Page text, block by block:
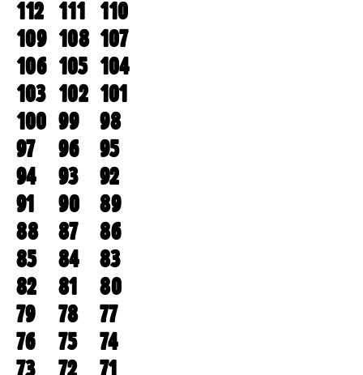
112 111 110
109 108 107
106 105 104
103 102 101
100 99
98
97
96
95
94
93
92
91
90
89
88
87
86
85
84
83
82
81
80
79
78
77
76
75
74
73
72
71